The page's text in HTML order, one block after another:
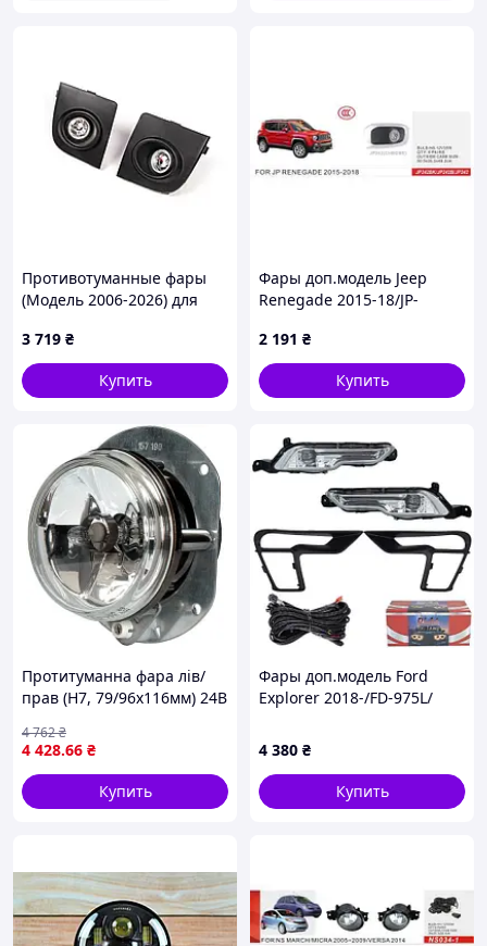
Противотуманные фары
(Модель 2006-2026) для
3 719 ₴
Купить
Фары доп.модель Jeep
Renegade 2015-18/JP-
2 191 ₴
Купить
Протитуманна фара лів/
прав (H7, 79/96x116мм) 24В
4 428.66 ₴
4 762₴
Купить
Фары доп.модель Ford
Explorer 2018-/FD-975L/
4 380 ₴
Купить